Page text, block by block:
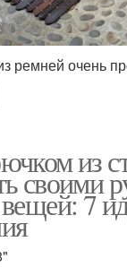
ремней очень
из
своими
7